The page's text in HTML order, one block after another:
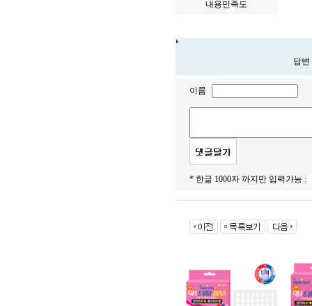
내용만족도
답
이름
* 한글 1000자 까지만 입력가능 :